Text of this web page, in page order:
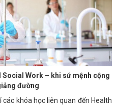
Work – khi sứ mệnh cộng
đường
các khóa học liên quan đến Health